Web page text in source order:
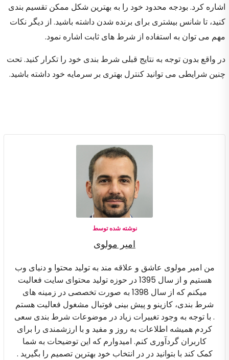
اشاره کرد. بودجه محدود خود را به بهترین شکل ممکن تقسیم بندی
کنید، تا شانس بیشتری برای برنده شدن داشته باشید. از دیگر نکات
مهم می توان به استفاده از شرط های ثابت اشاره نمود‌.
در واقع بدون توجه به نتایج قبلی شرط بندی خود را تکرار کنید. تحت
چنین شرایطی می توانید کنترل بهتری بر سرمایه خود داشته باشید.
نوشته شده توسط
امیر مولوی
من امیر مولوی عاشق و علاقه مند به تولید محتوا و دنیای وب
هستیم و از سال 1395 در حوزه تولید محتوای سایت فعالیت
میکنم که از سال 1398 به صورت تخصصی در زمینه های
شرط بندی، کازینو و پیش بینی فوتبال مشغول فعالیت هستم
. با توجه به وجود تغییرات زیاد در موضوعات شرط بندی سعی
کردم همیشه اطلاعات به روز و مفید و با ارزشمندی را برای
کاربران گردآوری کنم. امیدوارم که این توضیحات به شما
کمک کند با بتوانید در در انتخاب خود بهترین تصمیم را بگیرید .